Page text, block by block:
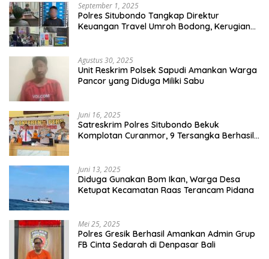
September 1, 2025
Polres Situbondo Tangkap Direktur
Keuangan Travel Umroh Bodong, Kerugian
Agustus 30, 2025
Unit Reskrim Polsek Sapudi Amankan Warga
Pancor yang Diduga Miliki Sabu
Juni 16, 2025
Satreskrim Polres Situbondo Bekuk
Komplotan Curanmor, 9 Tersangka Berhasil
Juni 13, 2025
Diduga Gunakan Bom Ikan, Warga Desa
Ketupat Kecamatan Raas Terancam Pidana
Mei 25, 2025
Polres Gresik Berhasil Amankan Admin Grup
FB Cinta Sedarah di Denpasar Bali